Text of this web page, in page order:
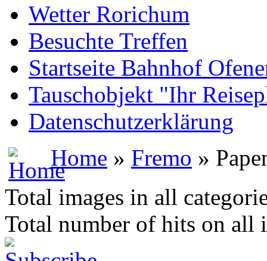
Wetter Rorichum
Besuchte Treffen
Startseite Bahnhof
Tauschobjekt "Ihr
Datenschutzerklärung
Home » Fremo »
Total images in all
Total number of hits on all